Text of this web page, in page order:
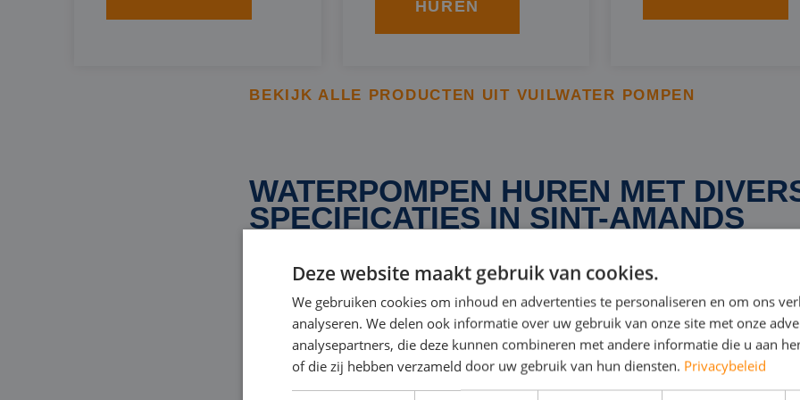
HUREN
BEKIJK ALLE PRODUCTEN UIT VUILWATER POMPEN
WATERPOMPEN HUREN MET
SPECIFICATIES IN SINT-AMANDS
Bij Rental Pumps vindt u een breed scala aan waterpompen met
technische specificaties, die elk zijn afgestemd op specifieke
om de juiste waterpomp te kiezen die past bij de behoeften van uw project,
daarbij te ondersteunen. Door u grondig te informeren over de beschikbare
Deze website maakt gebruik van cookies.
We gebruiken cookies om inhoud en advertenties te personaliseren en om ons
analyseren. We delen ook informatie over uw gebruik van onze site met onze
analysepartners, die deze kunnen combineren met andere informatie die u aan
of die zij hebben verzameld door uw gebruik van hun diensten. Privacybeleid